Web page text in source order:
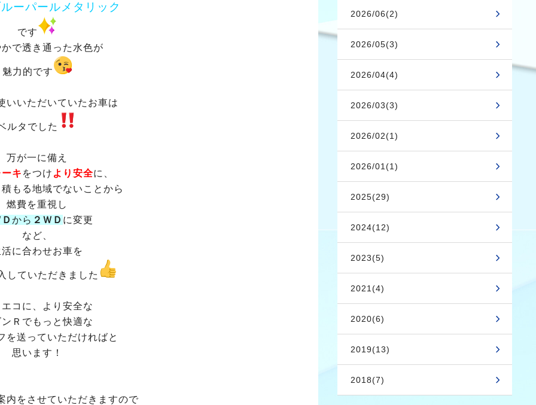
ーパールメタリック
です
で透き通った水色が
魅力的です
いいただいていたお車は
ルタでした
万が一に備え
キ をつけ より安全に、
もる地域でないことから
燃費を重視し
から ２ＷＤ に変更
など、
に合わせお車を
していただきました
コに、より安全な
Ｒでもっと快適な
を送っていただければと
思います！
内をさせていただきますので
2026/06(2)
2026/05(3)
2026/04(4)
2026/03(3)
2026/02(1)
2026/01(1)
2025(29)
2024(12)
2023(5)
2021(4)
2020(6)
2019(13)
2018(7)